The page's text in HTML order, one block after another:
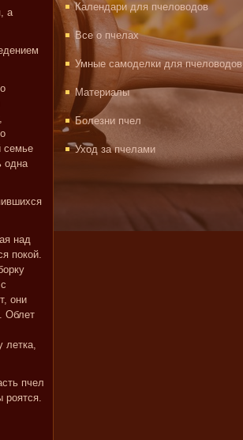
а
семье
одна
над
покой.
они
Облет
летка,
пчел
роятся.
Календари для пчеловодов
Все о пчелах
Умные самоделки для пчеловодов
Материалы
Болезни пчел
Уход за пчелами